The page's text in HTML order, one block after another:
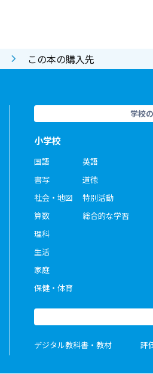
この本の購入先
学校
小学校
国語
書写
社会・地図
算数
理科
生活
家庭
保健・体育
英語
道徳
特別活動
総合的な学習
デジタル教科書・教材 評